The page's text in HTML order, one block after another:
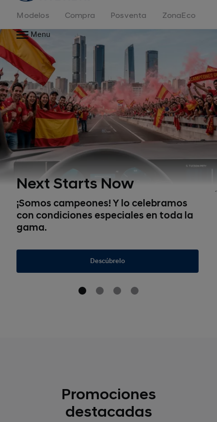
Modelos Compra Posventa
ZonaEco
Menu
Next Starts Now
¡Somos campeones! Y lo celebramos
con condiciones especiales en toda la
gama.
Descúbrelo
Promociones
destacadas